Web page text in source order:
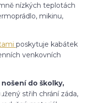
nízkých teplotách
mikinu,
poskytuje kabátek
venkovních
do školky,
střih chrání záda,